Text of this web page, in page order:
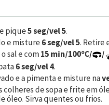
pique5 seg/vel 5.
e misture6 seg/vel 5. Retire
sal e com15 min/100ºC/ /
6 seg/vel 4.
e a pimenta e misture na
colheres de sopa e frite em
óleo. Sirva quentes ou frios.